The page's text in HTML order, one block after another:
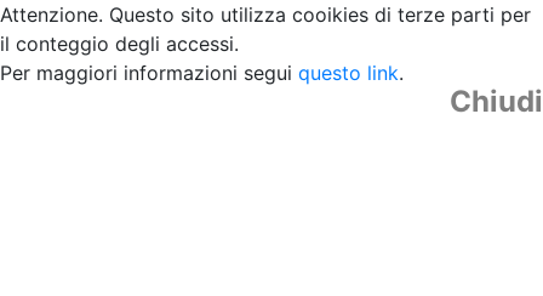
Attenzione. Questo sito utilizza cooikies di terze parti per
il conteggio degli accessi.
Per maggiori informazioni segui questo link.
Chiudi